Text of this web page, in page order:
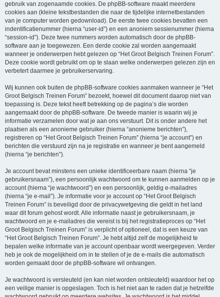
gebruik van zogenaamde cookies. De phpBB-software maakt meerdere
cookies aan (kleine tekstbestanden die naar de tijdelijke internetbestanden
van je computer worden gedownload). De eerste twee cookies bevatten een
indentificatienummer (hierna “user-id”) en een anoniem sessienummer (hierna
“session-id”). Deze twee nummers worden automatisch door de phpBB-
software aan je toegewezen. Een derde cookie zal worden aangemaakt
wanneer je onderwerpen hebt gelezen op “Het Groot Belgisch Treinen Forum”.
Deze cookie wordt gebruikt om op te slaan welke onderwerpen gelezen zijn en
verbetert daarmee je gebruikerservaring.
Wij kunnen ook buiten de phpBB-software cookies aanmaken wanneer je “Het
Groot Belgisch Treinen Forum” bezoekt, hoewel dit document daarop niet van
toepassing is. Deze tekst heeft betrekking op de pagina’s die worden
aangemaakt door de phpBB-software. De tweede manier is waarin wij je
informatie verzamelen door wat je aan ons verstuurt. Dit is onder andere het
plaatsen als een anonieme gebruiker (hierna “anonieme berichten”),
registreren op “Het Groot Belgisch Treinen Forum” (hierna “je account”) en
berichten die verstuurd zijn na je registratie en wanneer je bent aangemeld
(hierna “je berichten”).
Je account bevat minstens een unieke identificeerbare naam (hierna “je
gebruikersnaam”), een persoonlijk wachtwoord om te kunnen aanmelden op je
account (hierna “je wachtwoord”) en een persoonlijk, geldig e-mailadres
(hierna “je e-mail”). Je informatie voor je account op “Het Groot Belgisch
Treinen Forum” is beveiligd door de privacywetgeving die geldt in het land
waar dit forum gehost wordt. Alle informatie naast je gebruikersnaam, je
wachtwoord en je e-mailadres die vereist is bij het registratieproces op “Het
Groot Belgisch Treinen Forum” is verplicht of optioneel, dat is een keuze van
“Het Groot Belgisch Treinen Forum”. Je hebt altijd zelf de mogelijkheid te
bepalen welke informatie van je account openbaar wordt weergegeven. Verder
heb je ook de mogelijkheid om in te stellen of je de e-mails die automatisch
worden gemaakt door de phpBB-software wil ontvangen.
Je wachtwoord is versleuteld (en kan niet worden ontsleuteld) waardoor het op
een veilige manier is opgeslagen. Toch is het niet aan te raden dat je hetzelfde